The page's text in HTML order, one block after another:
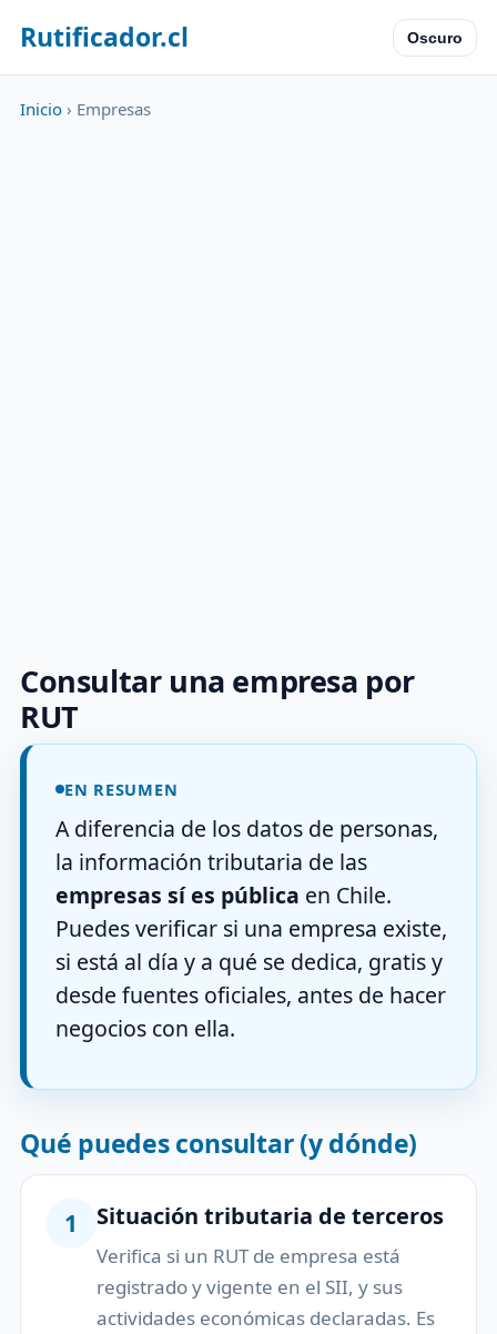
Rutificador.cl Oscuro
Inicio › Empresas
Consultar una empresa por
RUT
EN RESUMEN
A diferencia de los datos de personas,
la información tributaria de las
empresas sí es pública en Chile.
Puedes verificar si una empresa existe,
si está al día y a qué se dedica, gratis y
desde fuentes oficiales, antes de hacer
negocios con ella.
Qué puedes consultar (y dónde)
1 Situación tributaria de terceros
Verifica si un RUT de empresa está
registrado y vigente en el SII, y sus
actividades económicas declaradas. Es